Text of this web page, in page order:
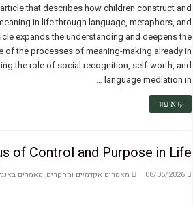
that describes how children construct and
in life through language, metaphors, and
expands the understanding and deepens the
of the processes of meaning-making already in
the role of social recognition, self-worth, and
language mediation in …
קרא עוד
of Control and Purpose in Life
08/05/2026 מאמרים אקדמיים ומחקרים, מאמרים